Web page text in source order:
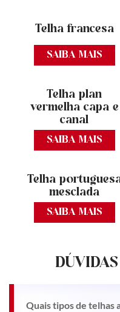
Telha francesa
SAIBA MAIS
Telha plan
vermelha capa e
canal
SAIBA MAIS
Telha
mesclada
SAIBA MAIS
Quais tipos de telhas